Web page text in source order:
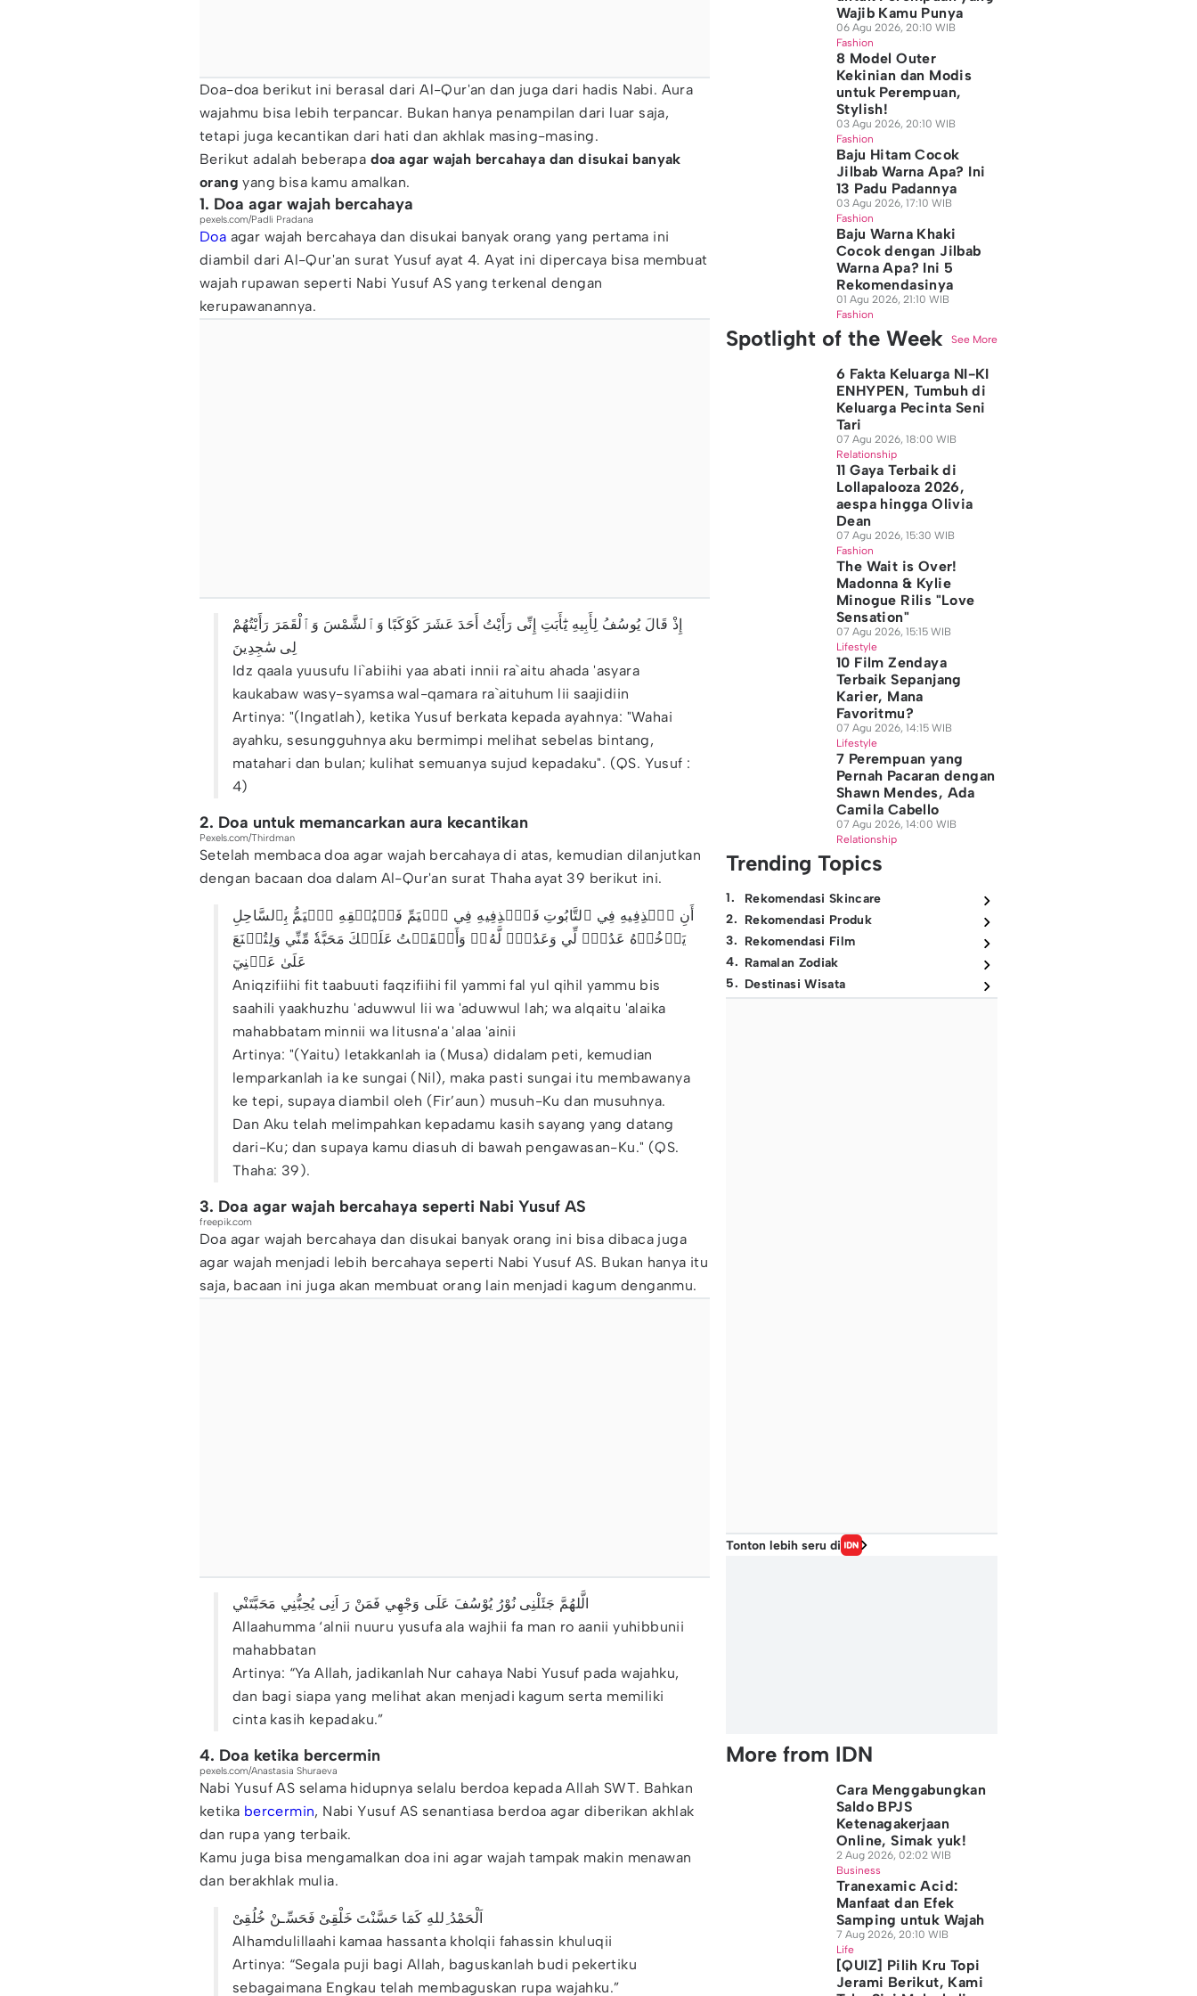
Doa-doa berikut ini berasal dari Al-Qur'an dan juga dari hadis Nabi. Aura
wajahmu bisa lebih terpancar. Bukan hanya penampilan dari luar saja,
tetapi juga kecantikan dari hati dan akhlak masing-masing.
Berikut adalah beberapa doa agar wajah bercahaya dan disukai banyak
orang yang bisa kamu amalkan.
1. Doa agar wajah bercahaya
pexels.com/Padli Pradana
Doa agar wajah bercahaya dan disukai banyak orang yang pertama ini
diambil dari Al-Qur'an surat Yusuf ayat 4. Ayat ini dipercaya bisa membuat
wajah rupawan seperti Nabi Yusuf AS yang terkenal dengan
kerupawanannya.
إِذْ قَالَ يُوسُفُ لِأَبِيهِ يَٰٓأَبَتِ إِنِّى رَأَيْتُ أَحَدَ عَشَرَ كَوْكَبًا وَٱلشَّمْسَ وَٱلْقَمَرَ رَأَيْتُهُمْ
لِى سَٰجِدِينَ
Idz qaala yuusufu li`abiihi yaa abati innii ra`aitu ahada 'asyara
kaukabaw wasy-syamsa wal-qamara ra`aituhum lii saajidiin
Artinya: "(Ingatlah), ketika Yusuf berkata kepada ayahnya: "Wahai
ayahku, sesungguhnya aku bermimpi melihat sebelas bintang,
matahari dan bulan; kulihat semuanya sujud kepadaku". (QS. Yusuf :
4)
2. Doa untuk memancarkan aura kecantikan
Pexels.com/Thirdman
Setelah membaca doa agar wajah bercahaya di atas, kemudian dilanjutkan
dengan bacaan doa dalam Al-Qur'an surat Thaha ayat 39 berikut ini.
أَنِ ٱقۡذِفِيهِ فِي ٱلتَّابُوتِ فَٱقۡذِفِيهِ فِي ٱلۡيَمِّ فَلۡيُلۡقِهِ ٱلۡيَمُّ بِٱلسَّاحِلِ
يَأۡخُذۡهُ عَدُوّٞ لِّي وَعَدُوّٞ لَّهُۥۚ وَأَلۡقَيۡتُ عَلَيۡكَ مَحَبَّةٗ مِّنِّي وَلِتُصۡنَعَ
عَلَىٰ عَيۡنِيٓ
Aniqzifiihi fit taabuuti faqzifiihi fil yammi fal yul qihil yammu bis
saahili yaakhuzhu 'aduwwul lii wa 'aduwwul lah; wa alqaitu 'alaika
mahabbatam minnii wa litusna'a 'alaa 'ainii
Artinya: "(Yaitu) letakkanlah ia (Musa) didalam peti, kemudian
lemparkanlah ia ke sungai (Nil), maka pasti sungai itu membawanya
ke tepi, supaya diambil oleh (Fir’aun) musuh-Ku dan musuhnya.
Dan Aku telah melimpahkan kepadamu kasih sayang yang datang
dari-Ku; dan supaya kamu diasuh di bawah pengawasan-Ku." (QS.
Thaha: 39).
3. Doa agar wajah bercahaya seperti Nabi Yusuf AS
freepik.com
Doa agar wajah bercahaya dan disukai banyak orang ini bisa dibaca juga
agar wajah menjadi lebih bercahaya seperti Nabi Yusuf AS. Bukan hanya itu
saja, bacaan ini juga akan membuat orang lain menjadi kagum denganmu.
الَّلهُمَّ جَئَلْنِى نُوْرُ يُوْسُفَ عَلَى وَجْهِي فَمَنْ رَ اَنِى يُحِبُّنِي مَحَبَّتَنْي
Allaahumma ‘alnii nuuru yusufa ala wajhii fa man ro aanii yuhibbunii
mahabbatan
Artinya: “Ya Allah, jadikanlah Nur cahaya Nabi Yusuf pada wajahku,
dan bagi siapa yang melihat akan menjadi kagum serta memiliki
cinta kasih kepadaku.”
4. Doa ketika bercermin
pexels.com/Anastasia Shuraeva
Nabi Yusuf AS selama hidupnya selalu berdoa kepada Allah SWT. Bahkan
ketika bercermin, Nabi Yusuf AS senantiasa berdoa agar diberikan akhlak
dan rupa yang terbaik.
Kamu juga bisa mengamalkan doa ini agar wajah tampak makin menawan
dan berakhlak mulia.
اَلْحَمْدُ ِللهِ كَمَا حَسَّنْتَ خَلْقِىْ فَحَسِّـنْ خُلُقِىْ
Alhamdulillaahi kamaa hassanta kholqii fahassin khuluqii
Artinya: “Segala puji bagi Allah, baguskanlah budi pekertiku
sebagaimana Engkau telah membaguskan rupa wajahku.”
Wajib Kamu Punya
06 Agu 2026, 20:10 WIB
Fashion
8 Model Outer
Kekinian dan Modis
untuk Perempuan,
Stylish!
03 Agu 2026, 20:10 WIB
Fashion
Baju Hitam Cocok
Jilbab Warna Apa? Ini
13 Padu Padannya
03 Agu 2026, 17:10 WIB
Fashion
Baju Warna Khaki
Cocok dengan Jilbab
Warna Apa? Ini 5
Rekomendasinya
01 Agu 2026, 21:10 WIB
Fashion
Spotlight of the Week See More
6 Fakta Keluarga NI-KI
ENHYPEN, Tumbuh di
Keluarga Pecinta Seni
Tari
07 Agu 2026, 18:00 WIB
Relationship
11 Gaya Terbaik di
Lollapalooza 2026,
aespa hingga Olivia
Dean
07 Agu 2026, 15:30 WIB
Fashion
The Wait is Over!
Madonna & Kylie
Minogue Rilis "Love
Sensation"
07 Agu 2026, 15:15 WIB
Lifestyle
10 Film Zendaya
Terbaik Sepanjang
Karier, Mana
Favoritmu?
07 Agu 2026, 14:15 WIB
Lifestyle
7 Perempuan yang
Pernah Pacaran dengan
Shawn Mendes, Ada
Camila Cabello
07 Agu 2026, 14:00 WIB
Relationship
Trending Topics
1.
Rekomendasi Skincare
2. Rekomendasi Produk
3. Rekomendasi Film
4. Ramalan Zodiak
5. Destinasi Wisata
Tonton lebih seru di
More from IDN
Cara Menggabungkan
Saldo BPJS
Ketenagakerjaan
Online, Simak yuk!
2 Aug 2026, 02:02 WIB
Business
Tranexamic Acid:
Manfaat dan Efek
Samping untuk Wajah
7 Aug 2026, 20:10 WIB
Life
[QUIZ] Pilih Kru Topi
Jerami Berikut, Kami